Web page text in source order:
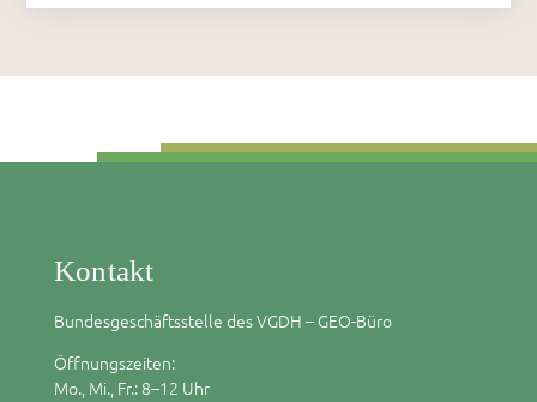
Kontakt
Bundesgeschäftsstelle des VGDH – GEO-Büro
Öffnungszeiten:
Mo., Mi., Fr.: 8–12 Uhr